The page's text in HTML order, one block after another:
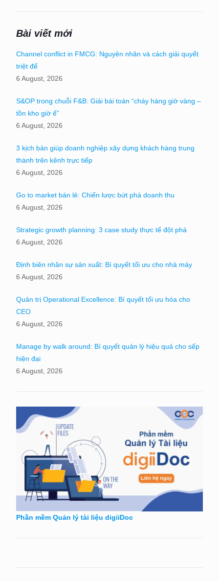
Bài viết mới
Channel conflict in FMCG: Nguyên nhân và cách giải quyết
triệt để
6 August, 2026
S&OP trong chuỗi F&B: Giải bài toán “cháy hàng giờ vàng –
tồn kho giờ ế”
6 August, 2026
3 kịch bản giúp doanh nghiệp xây dựng khách hàng trung
thành trên kênh trực tiếp
6 August, 2026
Go to market bán lẻ: Chiến lược bứt phá doanh thu
6 August, 2026
Strategic growth planning: 3 case study thực tế đột phá
6 August, 2026
Định biên nhân sự sản xuất: Bí quyết tối ưu cho nhà máy
6 August, 2026
Quản trị Operational Excellence: Bí quyết tối ưu hóa cho
CEO
6 August, 2026
Manage by walk around: Bí quyết quản lý hiệu quả cho sếp
hiện đại
6 August, 2026
Phần mềm Quản lý tài liệu digiiDoc